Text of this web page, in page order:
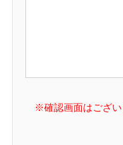
※確認画面はござい